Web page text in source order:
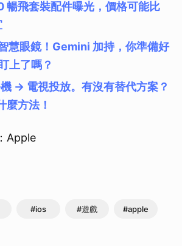
暢飛套裝配件曝光，價格可能比
慧眼鏡！Gemini 加持，你準備好
上了嗎？
→ 電視投放。有沒有替代方案？
麼方法！
Apple
#ios #遊戲 #apple